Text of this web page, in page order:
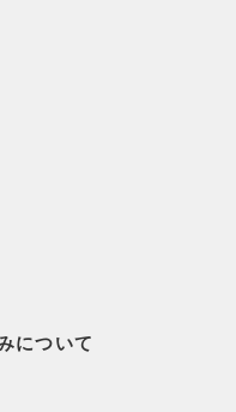
について